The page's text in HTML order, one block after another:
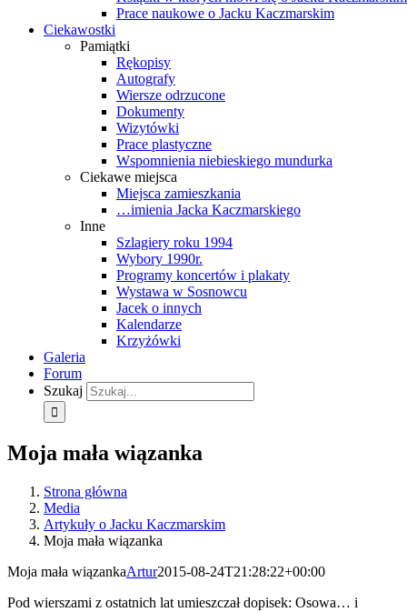
Prace naukowe o Jacku Kaczmarskim
Ciekawostki
Pamiątki
Rękopisy
Autografy
Wiersze odrzucone
Dokumenty
Wizytówki
Prace plastyczne
Wspomnienia niebieskiego mundurka
Ciekawe miejsca
Miejsca zamieszkania
…imienia Jacka Kaczmarskiego
Inne
Szlagiery roku 1994
Wybory 1990r.
Programy koncertów i plakaty
Wystawa w Sosnowcu
Jacek o innych
Kalendarze
Krzyżówki
Galeria
Forum
Szukaj
Moja mała wiązanka
Strona główna
Media
Artykuły o Jacku Kaczmarskim
Moja mała wiązanka
Moja mała wiązankaArtur2015-08-24T21:28:22+00:00
Pod wierszami z ostatnich lat umieszczał dopisek: Osowa… i